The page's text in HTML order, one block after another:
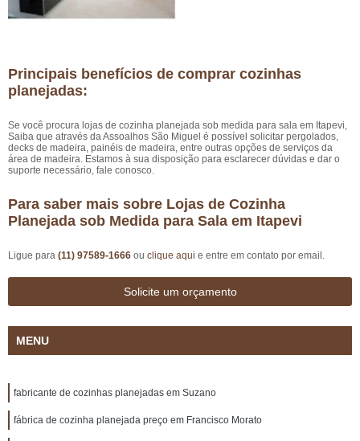
Principais benefícios de comprar cozinhas
planejadas:
Se você procura lojas de cozinha planejada sob medida para sala em Itapevi,
Saiba que através da Assoalhos São Miguel é possível solicitar pergolados,
decks de madeira, painéis de madeira, entre outras opções de serviços da
área de madeira. Estamos à sua disposição para esclarecer dúvidas e dar o
suporte necessário, fale conosco.
Para saber mais sobre Lojas de Cozinha
Planejada sob Medida para Sala em Itapevi
Ligue para (11) 97589-1666 ou clique aqui e entre em contato por email.
Solicite um orçamento
MENU
fabricante de cozinhas planejadas em Suzano
fábrica de cozinha planejada preço em Francisco Morato